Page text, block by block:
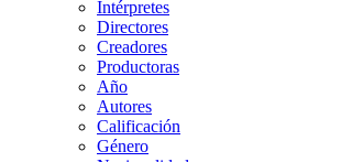
Intérpretes
Directores
Creadores
Productoras
Año
Autores
Calificación
Género